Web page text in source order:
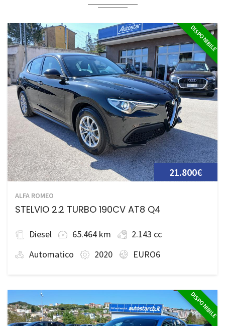
DISPONIBILE
21.800€
ALFA ROMEO
STELVIO 2.2 TURBO 190CV AT8 Q4
Diesel 65.464 km
2.143 cc
Automatico
2020 EURO6
DISPONIBILE